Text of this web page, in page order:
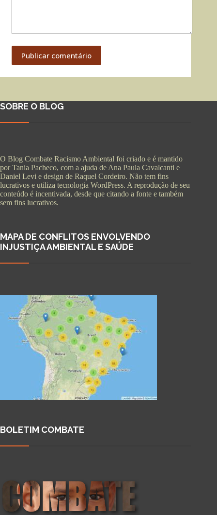
Publicar comentário
SOBRE O BLOG
O Blog Combate Racismo Ambiental foi criado e é mantido
por Tania Pacheco, com a ajuda de Ana Paula Cavalcanti e
Daniel Levi e design de Raquel Cordeiro. Não tem fins
lucrativos e utiliza tecnologia WordPress. A reprodução de seu
conteúdo é incentivada, desde que citando a fonte e também
sem fins lucrativos.
MAPA DE CONFLITOS ENVOLVENDO
INJUSTIÇA AMBIENTAL E SAÚDE
BOLETIM COMBATE